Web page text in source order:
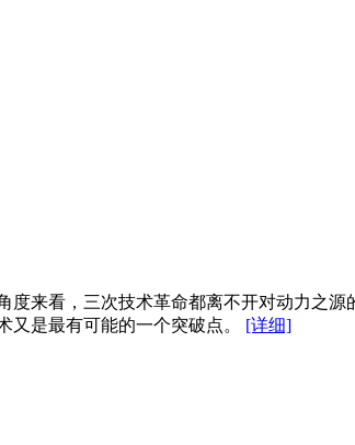
来看，三次技术革命都离不开对动力之源
又是最有可能的一个突破点。 [详细]